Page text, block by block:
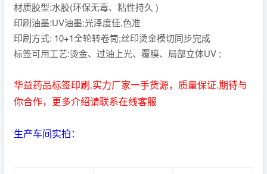
材质胶型:水胶(环保无毒、粘性持久 )
印刷油墨:UV油墨;光泽度佳,色准
印刷方式: 10+1全轮转卷筒;丝印烫金模切同步完成
标签可用工艺:烫金、过油上光、覆膜、局部立体UV ;
华益药品标签印刷.实力厂家一手货源，质量保证.期待与
你合作，更多介绍请联系在线客服
生产车间实拍：